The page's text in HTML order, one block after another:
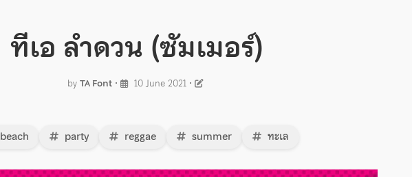
ทีเอ ลำดวน (ซัมเมอร์)
byTA Font• 10 June 2021•
beach party reggae summer ทะเล